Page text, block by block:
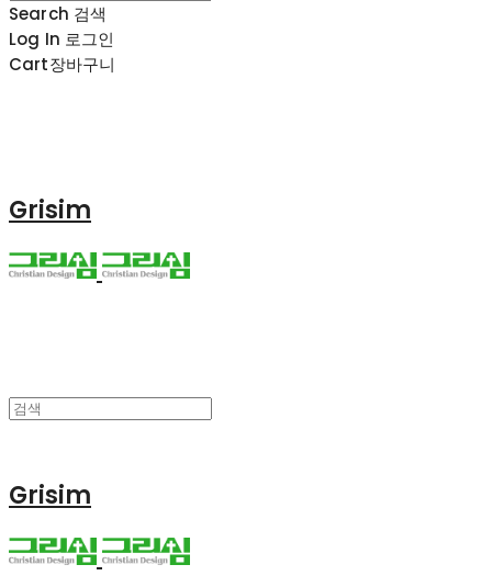
Search 검색
Log In 로그인
Cart장바구니
Grisim
Grisim